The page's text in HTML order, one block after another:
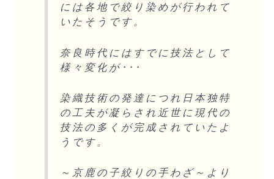
には各地で絞り染めが行われて
いたそうです。
奈良時代にはすでに技法として
様々変化が･･･
染織技術の発達につれ日本独特
の工夫が凝らされ近世に現代の
技法の多くが完成されていたよ
うです。
～京鹿の子絞りの手わざ～より